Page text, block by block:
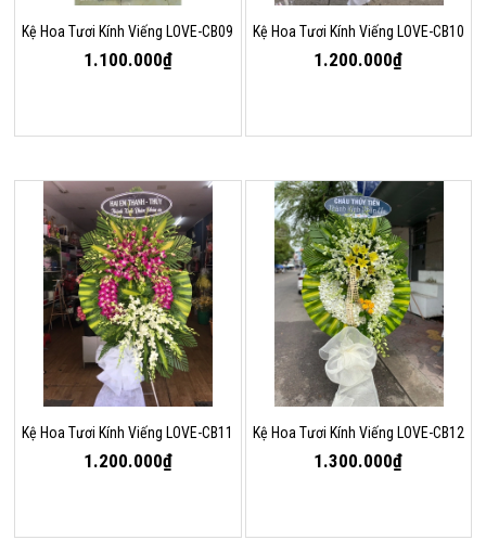
Kệ Hoa Tươi Kính Viếng LOVE-CB09
1.100.000₫
Kệ Hoa Tươi Kính Viếng LOVE-CB10
1.200.000₫
Kệ Hoa Tươi Kính Viếng LOVE-CB11
1.200.000₫
Kệ Hoa Tươi Kính Viếng LOVE-CB12
1.300.000₫